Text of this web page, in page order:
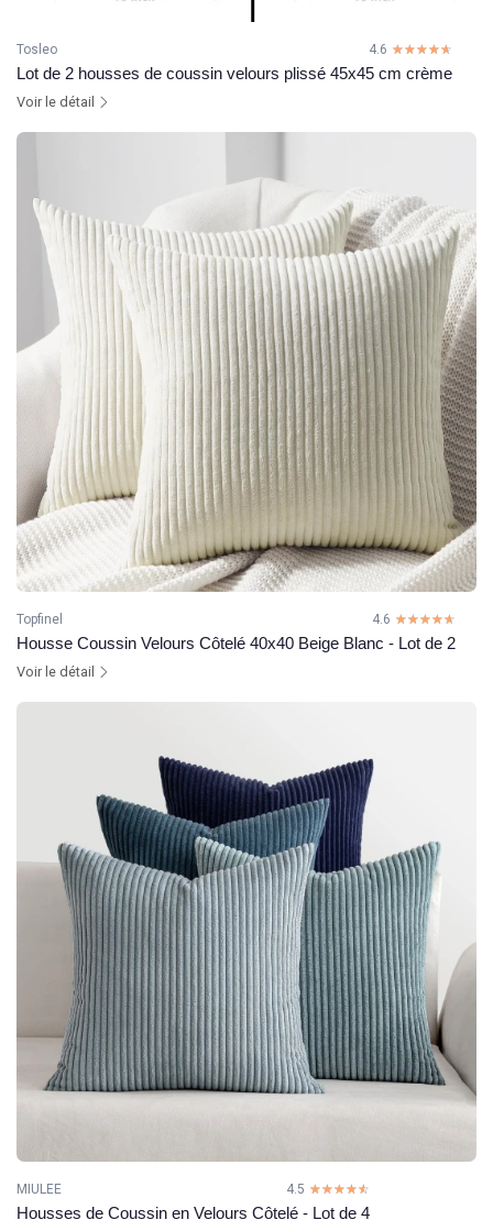
Tosleo 4.6 ☆☆☆☆☆
★★★★★
Lot de 2 housses de coussin velours plissé 45x45 cm crème
Voir le détail
Topfinel 4.6 ☆☆☆☆☆
★★★★★
Housse Coussin Velours Côtelé 40x40 Beige Blanc - Lot de 2
Voir le détail
MIULEE 4.5 ☆☆☆☆☆
★★★★★
Housses de Coussin en Velours Côtelé - Lot de 4